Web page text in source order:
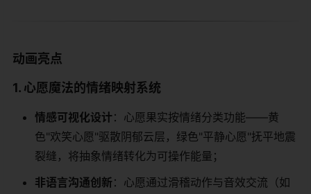
​动画亮点​
​1. 心愿魔法的情绪映射系统​
​情感可视化设计​ ​：心愿果实按情绪分类功能——黄
色"欢笑心愿"驱散阴郁云层，绿色"平静心愿"抚平地震
裂缝，将抽象情绪转化为可操作能量；
​非语言沟通创新​ ​：心愿通过滑稽动作与音效交流（如